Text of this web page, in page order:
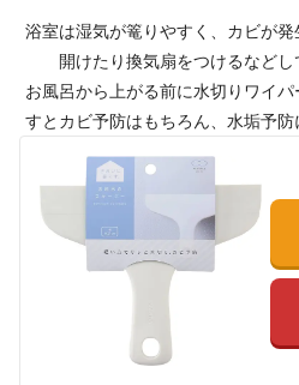
浴室は湿気が篭りやすく、カビが
開けたり換気扇をつけるなどし
お風呂から上がる前に水切りワイ
すとカビ予防はもちろん、水垢予防